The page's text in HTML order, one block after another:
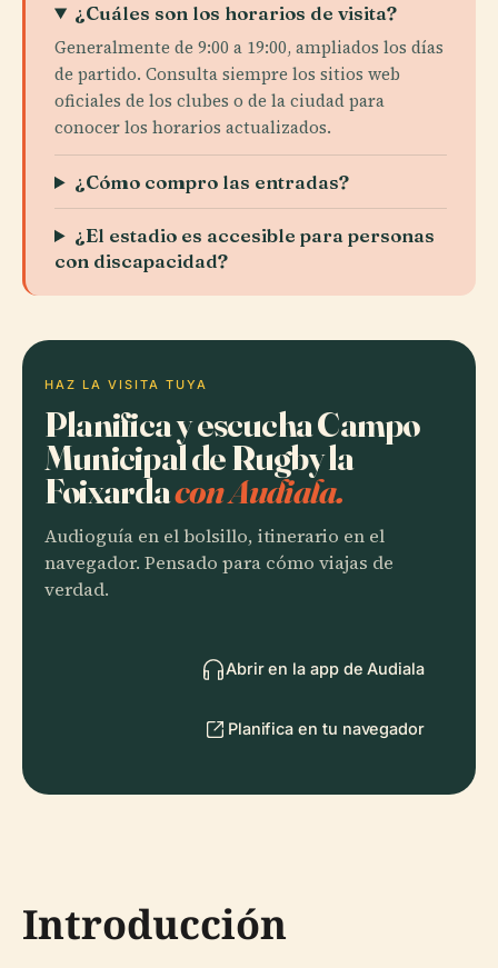
¿Cuáles son los horarios de visita?
Generalmente de 9:00 a 19:00, ampliados los días
de partido. Consulta siempre los sitios web
oficiales de los clubes o de la ciudad para
conocer los horarios actualizados.
¿Cómo compro las entradas?
¿El estadio es accesible para personas
con discapacidad?
HAZ LA VISITA TUYA
Planifica y escucha Campo
Municipal de Rugby la
Foixardacon Audiala.
Audioguía en el bolsillo, itinerario en el
navegador. Pensado para cómo viajas de
verdad.
Abrir en la app de Audiala
Planifica en tu navegador
Introducción